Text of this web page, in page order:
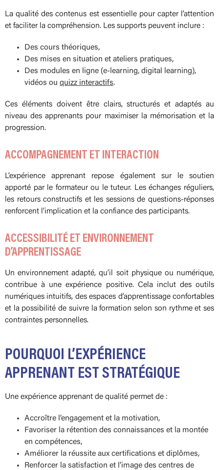
La qualité des contenus est essentielle pour capter l’attention
et faciliter la compréhension. Les supports peuvent inclure :
Des cours théoriques,
Des mises en situation et ateliers pratiques,
Des modules en ligne (e-learning, digital learning),
vidéos ou quizz interactifs.
Ces éléments doivent être clairs, structurés et adaptés au
niveau des apprenants pour maximiser la mémorisation et la
progression.
ACCOMPAGNEMENT ET INTERACTION
L’expérience apprenant repose également sur le soutien
apporté par le formateur ou le tuteur. Les échanges réguliers,
les retours constructifs et les sessions de questions-réponses
renforcent l’implication et la confiance des participants.
ACCESSIBILITÉ ET ENVIRONNEMENT
D’APPRENTISSAGE
Un environnement adapté, qu’il soit physique ou numérique,
contribue à une expérience positive. Cela inclut des outils
numériques intuitifs, des espaces d’apprentissage confortables
et la possibilité de suivre la formation selon son rythme et ses
contraintes personnelles.
POURQUOI L’EXPÉRIENCE
APPRENANT EST STRATÉGIQUE
Une expérience apprenant de qualité permet de :
Accroître l’engagement et la motivation,
Favoriser la rétention des connaissances et la montée
en compétences,
Améliorer la réussite aux certifications et diplômes,
Renforcer la satisfaction et l’image des centres de